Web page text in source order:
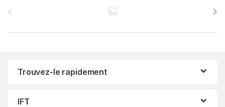
Trouvez-le rapidement
IFT